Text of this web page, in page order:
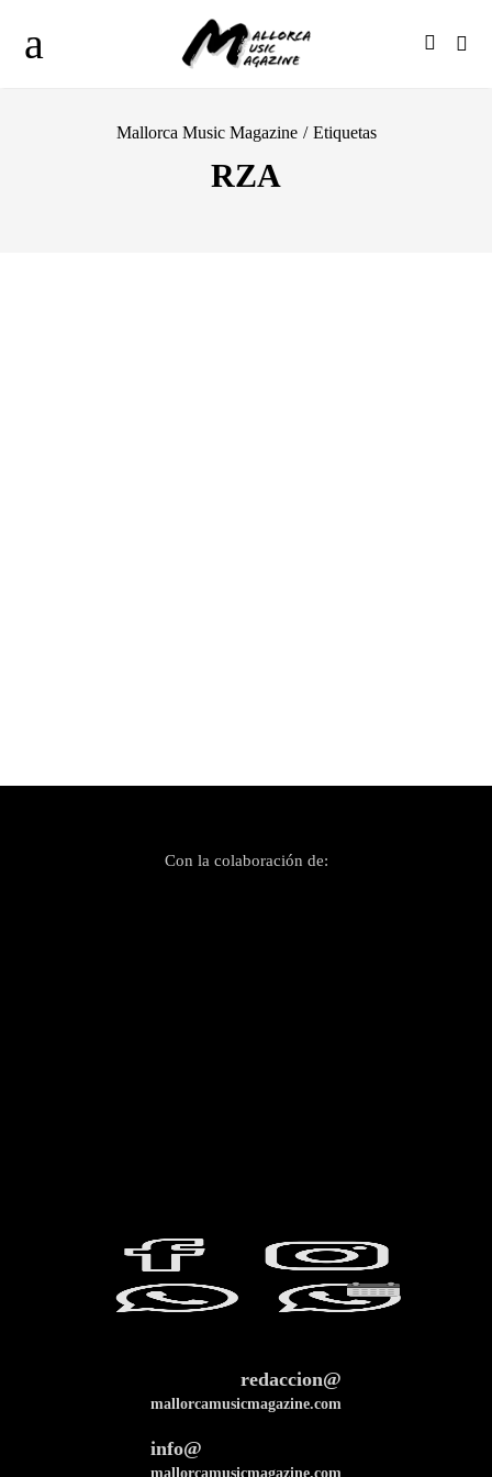
Mallorca Music Magazine / Etiquetas
RZA
Con la colaboración de:
redaccion@
mallorcamusicmagazine.com
info@
mallorcamusicmagazine.com